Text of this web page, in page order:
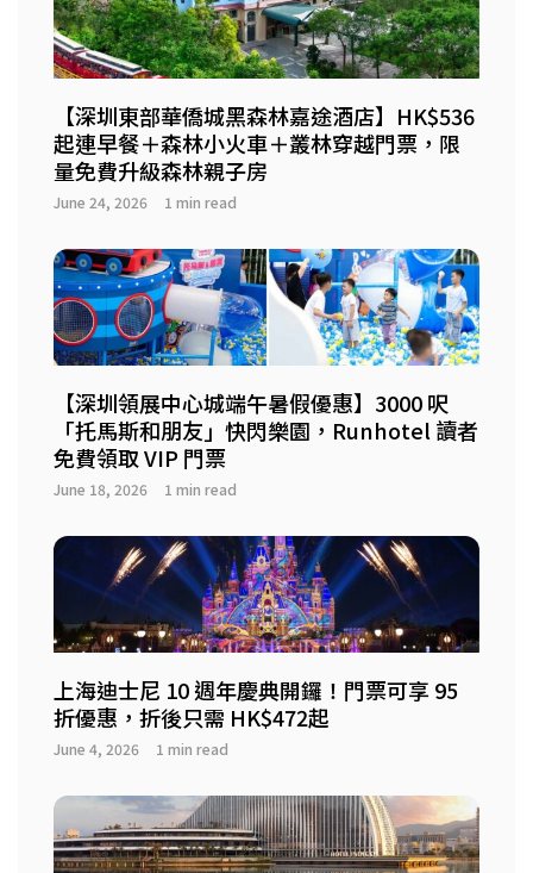
【深圳東部華僑城黑森林嘉途酒店】HK$536
起連早餐＋森林小火車＋叢林穿越門票，限
量免費升級森林親子房
June 24, 2026 1 min read
【深圳領展中心城端午暑假優惠】3000 呎
「托馬斯和朋友」快閃樂園，Runhotel 讀者
免費領取 VIP 門票
June 18, 2026 1 min read
上海迪士尼 10 週年慶典開鑼！門票可享 95
折優惠，折後只需 HK$472起
June 4, 2026 1 min read